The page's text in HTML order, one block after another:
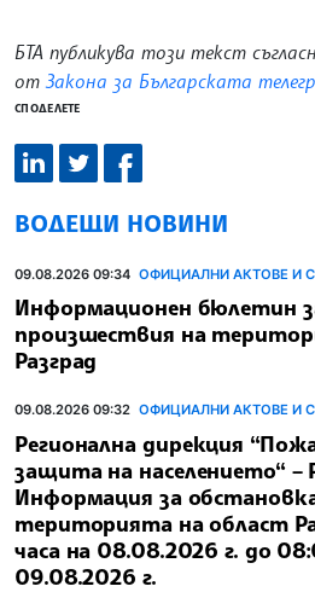
БТА публикува този текст
от Закона за Българската
СПОДЕЛЕТЕ
ВОДЕЩИ НОВИНИ
09.08.2026 09:34 ОФИЦИАЛНИ АКТОВЕ И
Информационен бюлетин
произшествия на
Разград
09.08.2026 09:32 ОФИЦИАЛНИ АКТОВЕ И
Регионална дирекция
защита на населението“ –
Информация за
територията на област
часа на 08.08.2026 г. до
09.08.2026 г.